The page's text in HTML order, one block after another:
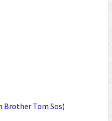
Brother Tom Sos)